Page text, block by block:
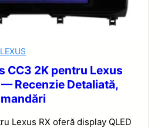
CC3 2K pentru Lexus
Recenzie Detaliată,
Lexus RX oferă display QLED